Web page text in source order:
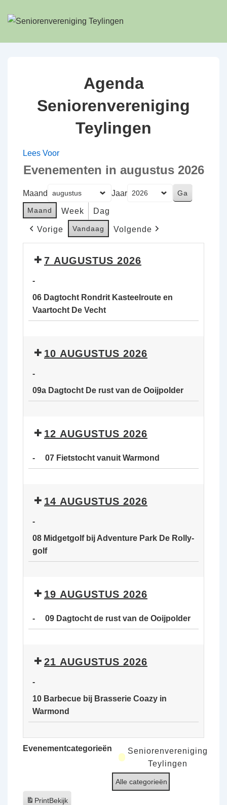
Doorgaan
Agenda
Seniorenvereniging
Teylingen
Lees Voor
Evenementen in augustus 2026
Maand Jaar
Maand Week Dag
Vorige Vandaag Volgende
7 AUGUSTUS 2026
-
06 Dagtocht Rondrit Kasteelroute en
Vaartocht De Vecht
Rondrit
Vaartocht
10 AUGUSTUS 2026
-
09a Dagtocht De rust van de Ooijpolder
De
van
12 AUGUSTUS 2026
- 07 Fietstocht vanuit Warmond
vanuit
14 AUGUSTUS 2026
-
08 Midgetgolf bij Adventure Park De Rolly-
golf
bij
Park
golf
19 AUGUSTUS 2026
- 09 Dagtocht de rust van de Ooijpolder
de
de
Ooijpolder
21 AUGUSTUS 2026
-
10 Barbecue bij Brasserie Coazy in
Warmond
Barbecue
in
Evenementcategorieën
Seniorenvereniging
Teylingen
Alle categorieën
PrintBekijk